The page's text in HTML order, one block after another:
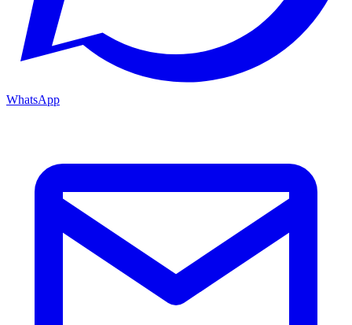
WhatsApp